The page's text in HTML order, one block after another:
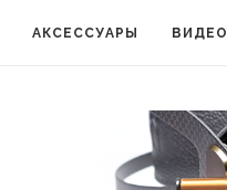
АКСЕССУАРЫ ВИДЕО